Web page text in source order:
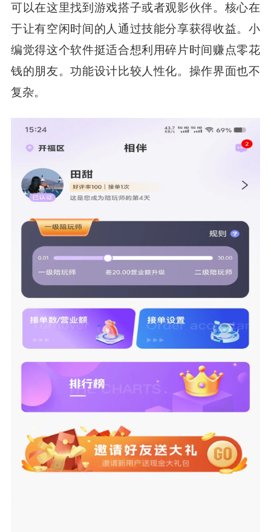
可以在这里找到游戏搭子或者观影伙伴。核心在
于让有空闲时间的人通过技能分享获得收益。小
编觉得这个软件挺适合想利用碎片时间赚点零花
钱的朋友。功能设计比较人性化。操作界面也不
复杂。